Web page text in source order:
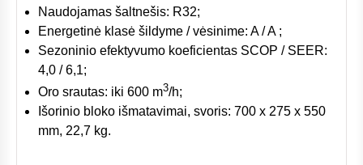
Naudojamas šaltnešis: R32;
Energetinė klasė šildyme / vėsinime: A / A ;
Sezoninio efektyvumo koeficientas SCOP / SEER:
4,0 / 6,1;
Oro srautas: iki 600 m3/h;
Išorinio bloko išmatavimai, svoris: 700 x 275 x 550
mm, 22,7 kg.